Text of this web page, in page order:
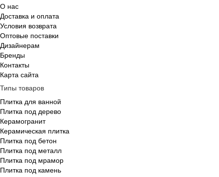
О нас
Доставка и оплата
Условия возврата
Оптовые поставки
Дизайнерам
Бренды
Контакты
Карта сайта
Типы товаров
Плитка для ванной
Плитка под дерево
Керамогранит
Керамическая плитка
Плитка под бетон
Плитка под металл
Плитка под мрамор
Плитка под камень